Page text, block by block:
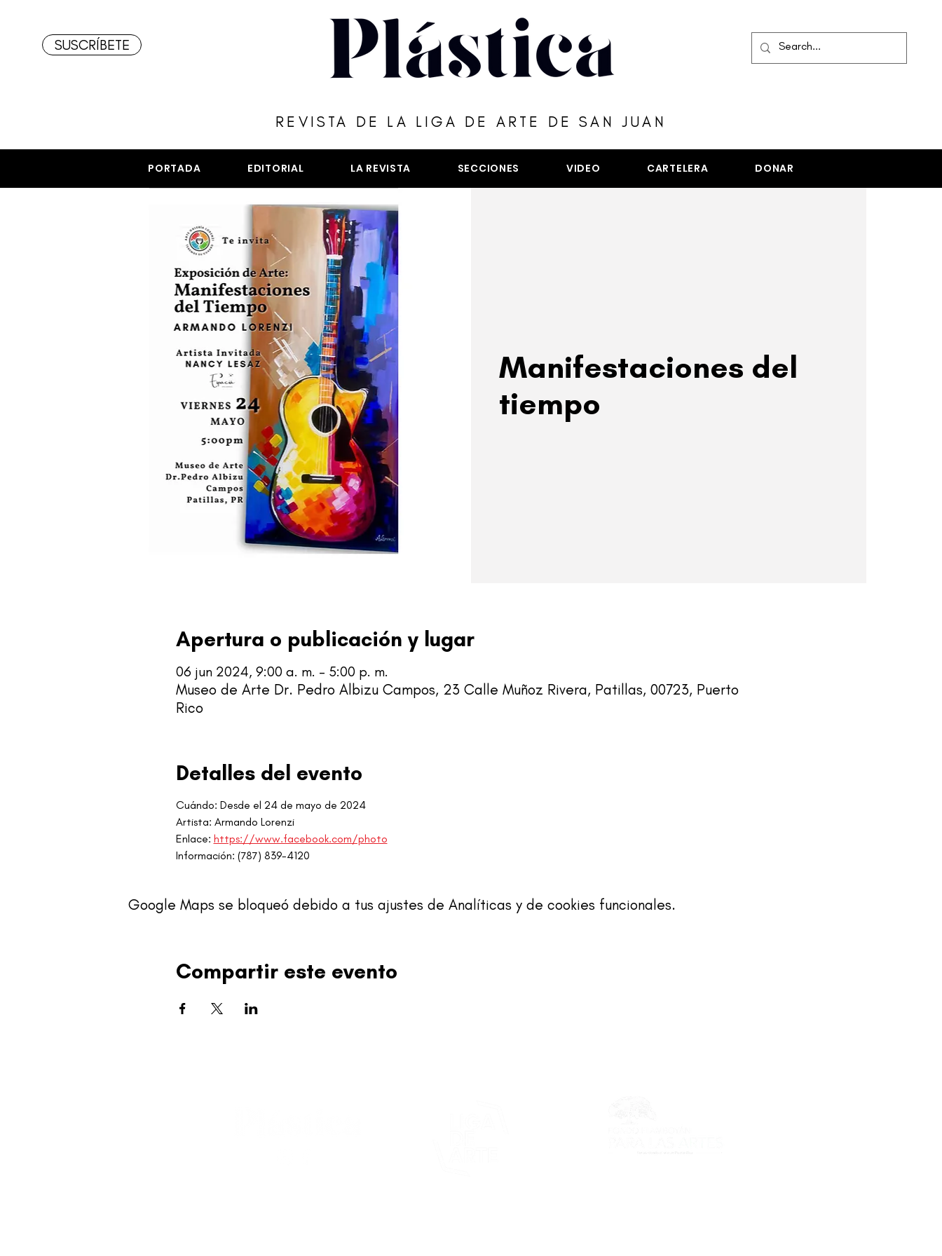
SUSCRÍBETE
REVISTA DE LA LIGA DE ARTE DE SAN JUAN
PORTADA EDITORIAL LA REVISTA SECCIONES VIDEO CARTELERA DONAR
Manifestaciones del
tiempo
Apertura o publicación y lugar
06 jun 2024, 9:00 a. m. – 5:00 p. m.
Museo de Arte Dr. Pedro Albizu Campos, 23 Calle Muñoz Rivera, Patillas, 00723, Puerto
Rico
Detalles del evento
Cuándo: Desde el 24 de mayo de 2024
Artista: Armando Lorenzi
Enlace: https://www.facebook.com/photo
Información: (787) 839-4120
Google Maps se bloqueó debido a tus ajustes de Analíticas y de cookies funcionales.
Compartir este evento